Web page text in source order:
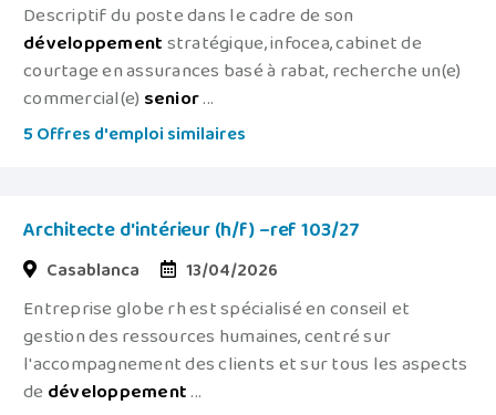
Descriptif du poste dans le cadre de son
développementstratégique, infocea, cabinet de
courtage en assurances basé à rabat, recherche un(e)
commercial(e) senior...
5 Offres d'emploi similaires
Architecte d'intérieur (h/f) –ref 103/27
Casablanca 13/04/2026
Entreprise globe rh est spécialisé en conseil et
gestion des ressources humaines, centré sur
l'accompagnement des clients et sur tous les aspects
de développement...